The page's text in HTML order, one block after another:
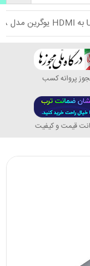
پروانه کسب
قیمت و کیفیت